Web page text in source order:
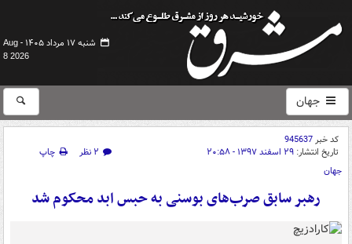
شنبه ۱۷ مرداد ۱۴۰۵ -
Aug
8 2026
جهان
کد خبر945637
تاریخ انتشار: ۲۹ اسفند ۱۳۹۷ - ۲۰:۵۸ ۲ نظر
چاپ
جهان
رهبر سابق صرب‌های بوسنی به حبس ابد محکوم شد